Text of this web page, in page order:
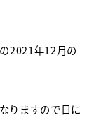
の2021年12月の
りますので日に